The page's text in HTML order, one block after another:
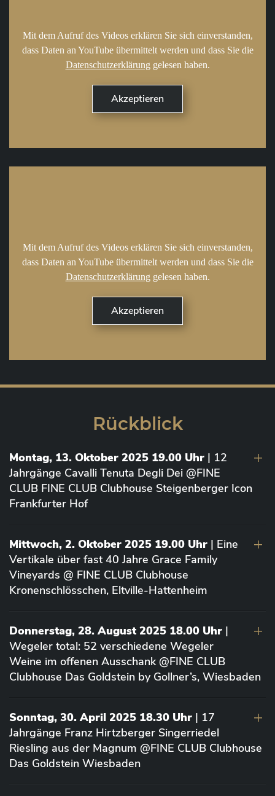
Mit dem Aufruf des Videos erklären Sie sich einverstanden,
dass Daten an YouTube übermittelt werden und dass Sie die
Datenschutzerklärung gelesen haben.
Mit dem Aufruf des Videos erklären Sie sich einverstanden,
dass Daten an YouTube übermittelt werden und dass Sie die
Datenschutzerklärung gelesen haben.
Rückblick
Montag, 13. Oktober 2025 19.00 Uhr | 12
Jahrgänge Cavalli Tenuta Degli Dei @FINE
CLUB FINE CLUB Clubhouse Steigenberger Icon
Frankfurter Hof
Mittwoch, 2. Oktober 2025 19.00 Uhr | Eine
Vertikale über fast 40 Jahre Grace Family
Vineyards @ FINE CLUB Clubhouse
Kronenschlösschen, Eltville-Hattenheim
Donnerstag, 28. August 2025 18.00 Uhr |
Wegeler total: 52 verschiedene Wegeler
Weine im offenen Ausschank @FINE CLUB
Clubhouse Das Goldstein by Gollner’s, Wiesbaden
Sonntag, 30. April 2025 18.30 Uhr | 17
Jahrgänge Franz Hirtzberger Singerriedel
Riesling aus der Magnum @FINE CLUB Clubhouse
Das Goldstein Wiesbaden